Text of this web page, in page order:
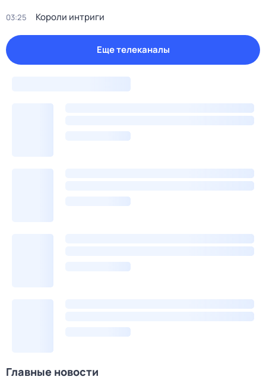
03:25 Короли интриги
Еще телеканалы
Главные новости